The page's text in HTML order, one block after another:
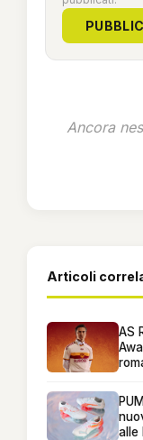
Ancora
Articoli
AS
alle